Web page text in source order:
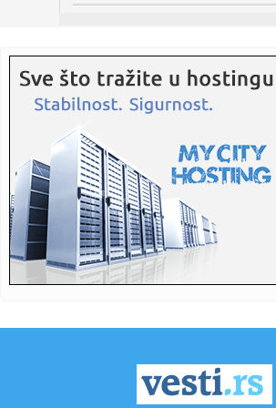
23:21: Izrael pravi plan bez Trampa
23:16:
opas...
23:16:Bruno Gimaraeš prešao iz Njukasla
23:16:Drama se nastavlja: "Samo igračice
WNBA, al...
23:06:Jovanovića čeka ogroman posao –
poražen
Vatreni pakao kod Doljevca!